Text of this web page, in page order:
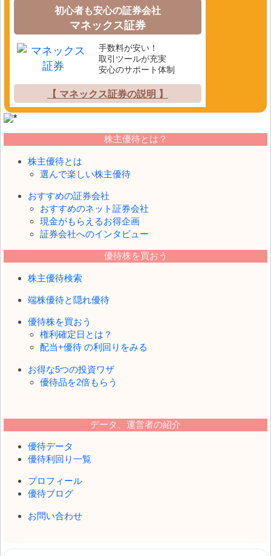
初心者も安心の証券会社
マネックス証券
手数料が安い！
取引ツールが充実
安心のサポート体制
【 マネックス証券の説明 】
株主優待とは？
株主優待とは
選んで楽しい株主優待
おすすめの証券会社
おすすめのネット証券会社
現金がもらえるお得企画
証券会社へのインタビュー
優待株を買おう
株主優待検索
端株優待と隠れ優待
優待株を買おう
権利確定日とは？
配当+優待 の利回りをみる
お得な5つの投資ワザ
優待品を2倍もらう
データ、運営者の紹介
優待データ
優待利回り一覧
プロフィール
優待ブログ
お問い合わせ